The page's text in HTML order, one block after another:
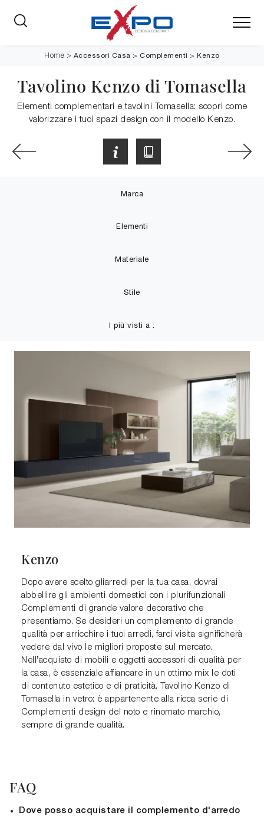
Home > Accessori Casa > Complementi >Kenzo
Tavolino Kenzo di Tomasella
Elementi complementari e tavolini Tomasella: scopri come
valorizzare i tuoi spazi design con il modello Kenzo.
Marca
Elementi
Materiale
Stile
I più visti a :
Kenzo
Dopo avere scelto gliarredi per la tua casa, dovrai
abbellire gli ambienti domestici con i plurifunzionali
Complementi di grande valore decorativo che
presentiamo. Se desideri un complemento di grande
qualità per arricchire i tuoi arredi, farci visita significherà
vedere dal vivo le migliori proposte sul mercato.
Nell’acquisto di mobili e oggetti accessori di qualità per
la casa, è essenziale affiancare in un ottimo mix le doti
di contenuto estetico e di praticità. Tavolino Kenzo di
Tomasella in vetro: è appartenente alla ricca serie di
Complementi design del noto e rinomato marchio,
sempre di grande qualità.
FAQ
Dove posso acquistare il complemento d'arredo